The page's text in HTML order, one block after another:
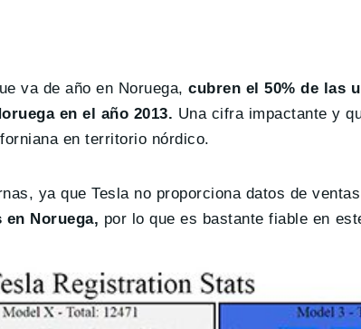
va de año en Noruega,cubren el 50% de las
en el año 2013. Una cifra impactante y
en territorio nórdico.
ya que Tesla no proporciona datos de
Noruega, por lo que es bastante fiable en